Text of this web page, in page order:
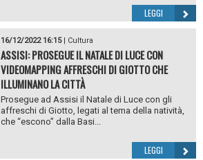
LEGGI
16/12/2022 16:15| Cultura
ASSISI: PROSEGUE IL NATALE DI LUCE CON
VIDEOMAPPING AFFRESCHI DI GIOTTO CHE
ILLUMINANO LA CITTÀ
Prosegue ad Assisi il Natale di Luce con gli
affreschi di Giotto, legati al tema della natività,
che “escono” dalla Basi...
LEGGI